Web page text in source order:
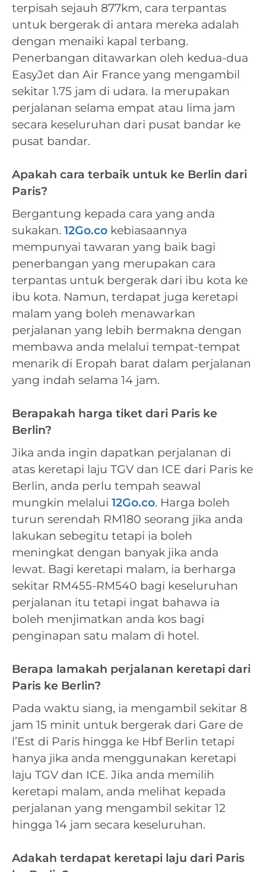
terpisah sejauh 877km, cara terpantas
untuk bergerak di antara mereka adalah
dengan menaiki kapal terbang.
Penerbangan ditawarkan oleh kedua-dua
EasyJet dan Air France yang mengambil
sekitar 1.75 jam di udara. Ia merupakan
perjalanan selama empat atau lima jam
secara keseluruhan dari pusat bandar ke
pusat bandar.
Apakah cara terbaik untuk ke Berlin dari
Paris?
Bergantung kepada cara yang anda
sukakan. 12Go.co kebiasaannya
mempunyai tawaran yang baik bagi
penerbangan yang merupakan cara
terpantas untuk bergerak dari ibu kota ke
ibu kota. Namun, terdapat juga keretapi
malam yang boleh menawarkan
perjalanan yang lebih bermakna dengan
membawa anda melalui tempat-tempat
menarik di Eropah barat dalam perjalanan
yang indah selama 14 jam.
Berapakah harga tiket dari Paris ke
Berlin?
Jika anda ingin dapatkan perjalanan di
atas keretapi laju TGV dan ICE dari Paris ke
Berlin, anda perlu tempah seawal
mungkin melalui 12Go.co. Harga boleh
turun serendah RM180 seorang jika anda
lakukan sebegitu tetapi ia boleh
meningkat dengan banyak jika anda
lewat. Bagi keretapi malam, ia berharga
sekitar RM455-RM540 bagi keseluruhan
perjalanan itu tetapi ingat bahawa ia
boleh menjimatkan anda kos bagi
penginapan satu malam di hotel.
Berapa lamakah perjalanan keretapi dari
Paris ke Berlin?
Pada waktu siang, ia mengambil sekitar 8
jam 15 minit untuk bergerak dari Gare de
l’Est di Paris hingga ke Hbf Berlin tetapi
hanya jika anda menggunakan keretapi
laju TGV dan ICE. Jika anda memilih
keretapi malam, anda melihat kepada
perjalanan yang mengambil sekitar 12
hingga 14 jam secara keseluruhan.
Adakah terdapat keretapi laju dari Paris